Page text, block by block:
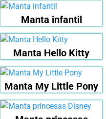
Manta infantil
Manta Hello Kitty
Manta My Little Pony